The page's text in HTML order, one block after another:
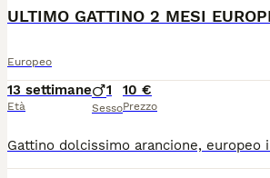
Europeo
13 settimane
Età
1
Sesso
10 €
Prezzo